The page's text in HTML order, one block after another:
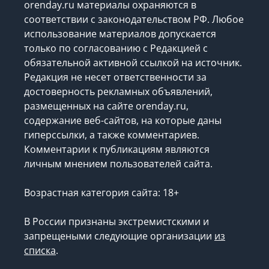
orenday.ru материалы охраняются в
соответствии с законодательством РФ. Любое
использование материалов допускается
только по согласованию с Редакцией с
обязательной активной ссылкой на источник.
Редакция не несет ответственности за
достоверность рекламных объявлений,
размещенных на сайте orenday.ru,
содержание веб-сайтов, на которые даны
гиперссылки, а также комментариев.
Комментарии к публикациям являются
личным мнением пользователей сайта.
Возрастная категория сайта: 18+
В России признаны экстремистскими и
запрещеными следующие организации из
списка.